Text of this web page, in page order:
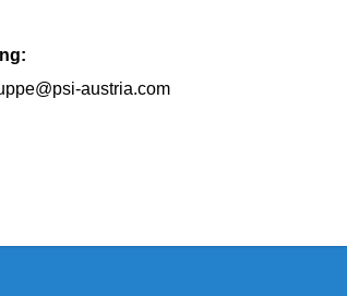
austria.com